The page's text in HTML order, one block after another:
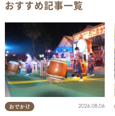
おすすめ記事一覧
おでかけ 2026.08.06